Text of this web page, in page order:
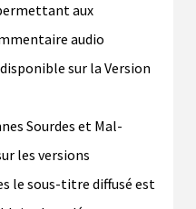
aux
audio
sur la Version
Sourdes et Mal-
les versions
le sous-titre diffusé est